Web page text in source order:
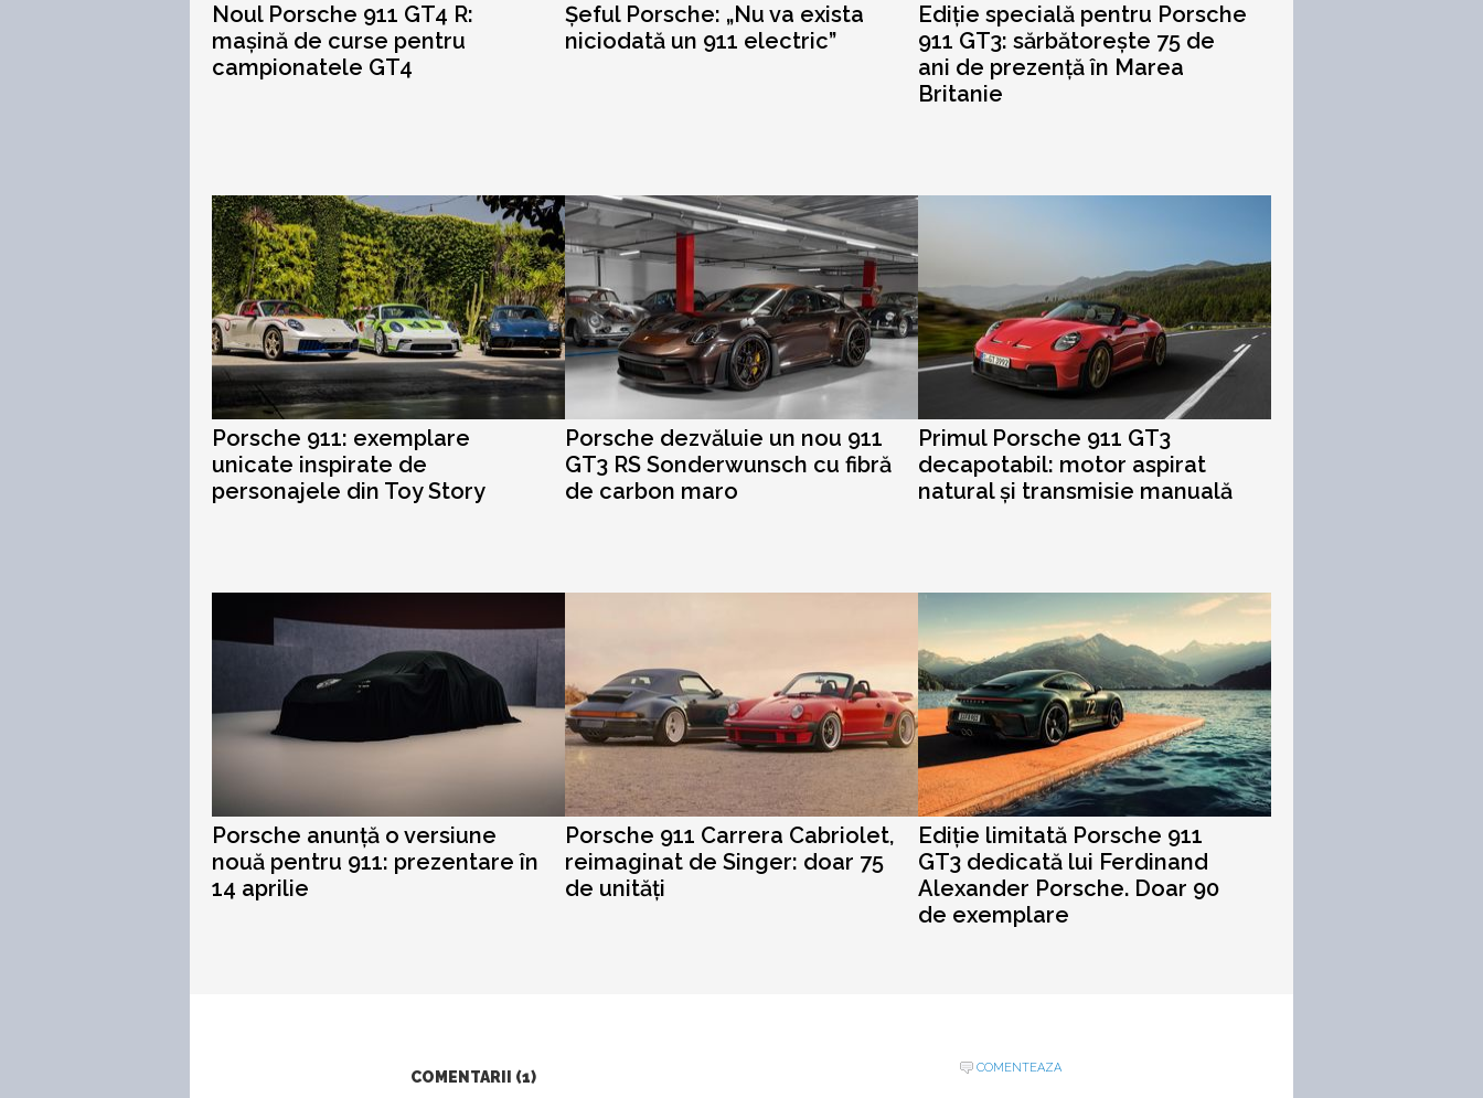
Noul Porsche 911 GT4 R:
mașină de curse pentru
campionatele GT4
Șeful Porsche: „Nu va exista
niciodată un 911 electric”
Ediție specială pentru Porsche
911 GT3: sărbătorește 75 de
ani de prezență în Marea
Britanie
Porsche 911: exemplare
unicate inspirate de
personajele din Toy Story
Porsche dezvăluie un nou 911
GT3 RS Sonderwunsch cu fibră
de carbon maro
Primul Porsche 911 GT3
decapotabil: motor aspirat
natural și transmisie manuală
Porsche anunță o versiune
nouă pentru 911: prezentare în
14 aprilie
Porsche 911 Carrera Cabriolet,
reimaginat de Singer: doar 75
de unități
Ediție limitată Porsche 911
GT3 dedicată lui Ferdinand
Alexander Porsche. Doar 90
de exemplare
COMENTARII (1)
COMENTEAZA